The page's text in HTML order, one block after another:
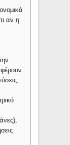
αν η